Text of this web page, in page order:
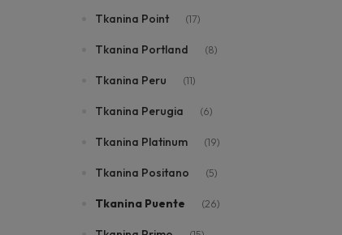
Tkanina Point (17)
Tkanina Portland (8)
Tkanina Peru (11)
Tkanina Perugia (6)
Tkanina Platinum (19)
Tkanina Positano (5)
Tkanina Puente (26)